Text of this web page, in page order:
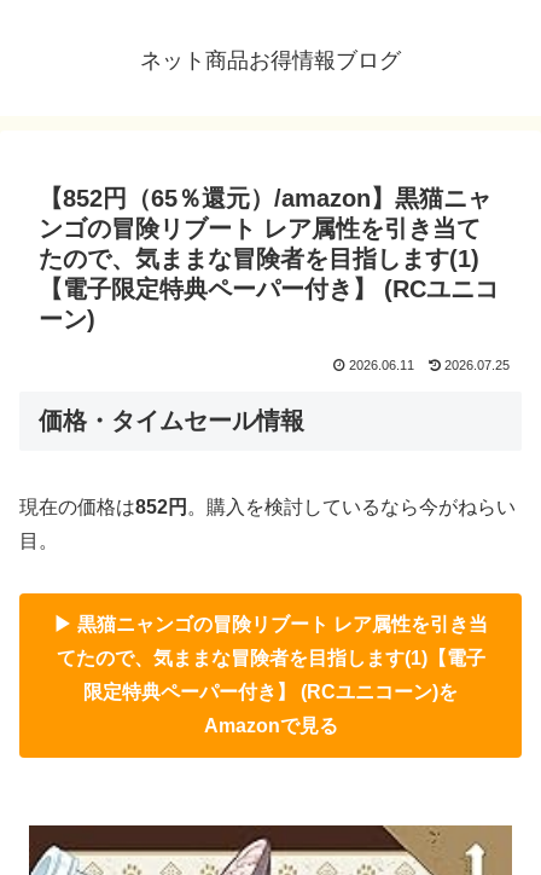
ネット商品お得情報ブログ
【852円（65％還元）/amazon】黒猫ニャ
ンゴの冒険リブート レア属性を引き当て
たので、気ままな冒険者を目指します(1)
【電子限定特典ペーパー付き】 (RCユニコ
ーン)
2026.06.11 2026.07.25
価格・タイムセール情報
現在の価格は852円 。購入を検討しているなら今がねらい
目。
▶ 黒猫ニャンゴの冒険リブート レア属性を引き当
てたので、気ままな冒険者を目指します(1)【電子
限定特典ペーパー付き】 (RCユニコーン)を
Amazonで見る